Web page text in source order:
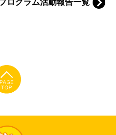
ログラム活動報告一覧